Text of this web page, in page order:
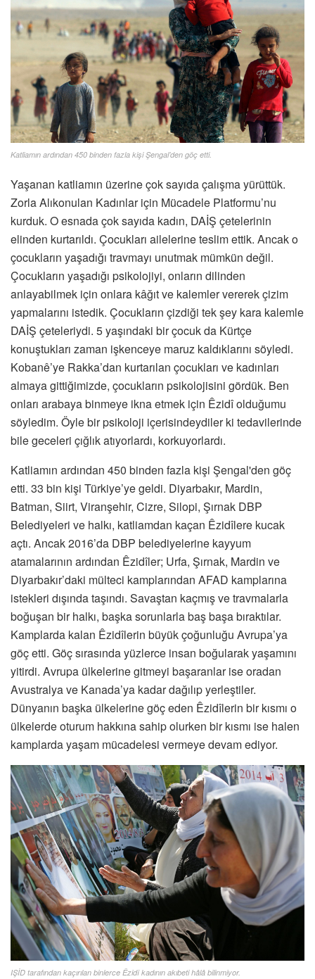
Katliamın ardından 450 binden fazla kişi Şengal’den göç etti.
Yaşanan katliamın üzerine çok sayıda çalışma yürüttük.
Zorla Alıkonulan Kadınlar için Mücadele Platformu’nu
kurduk. O esnada çok sayıda kadın, DAİŞ çetelerinin
elinden kurtarıldı. Çocukları ailelerine teslim ettik. Ancak o
çocukların yaşadığı travmayı unutmak mümkün değil.
Çocukların yaşadığı psikolojiyi, onların dilinden
anlayabilmek için onlara kâğıt ve kalemler vererek çizim
yapmalarını istedik. Çocukların çizdiği tek şey kara kalemle
DAİŞ çeteleriydi. 5 yaşındaki bir çocuk da Kürtçe
konuştukları zaman işkenceye maruz kaldıklarını söyledi.
Kobanê’ye Rakka’dan kurtarılan çocukları ve kadınları
almaya gittiğimizde, çocukların psikolojisini gördük. Ben
onları arabaya binmeye ikna etmek için Êzidî olduğumu
söyledim. Öyle bir psikoloji içerisindeydiler ki tedavilerinde
bile geceleri çığlık atıyorlardı, korkuyorlardı.
Katliamın ardından 450 binden fazla kişi Şengal'den göç
etti. 33 bin kişi Türkiye’ye geldi. Diyarbakır, Mardin,
Batman, Siirt, Viranşehir, Cizre, Silopi, Şırnak DBP
Belediyeleri ve halkı, katliamdan kaçan Êzidîlere kucak
açtı. Ancak 2016’da DBP belediyelerine kayyum
atamalarının ardından Êzidîler; Urfa, Şırnak, Mardin ve
Diyarbakır’daki mülteci kamplarından AFAD kamplarına
istekleri dışında taşındı. Savaştan kaçmış ve travmalarla
boğuşan bir halkı, başka sorunlarla baş başa bıraktılar.
Kamplarda kalan Êzidîlerin büyük çoğunluğu Avrupa’ya
göç etti. Göç sırasında yüzlerce insan boğularak yaşamını
yitirdi. Avrupa ülkelerine gitmeyi başaranlar ise oradan
Avustralya ve Kanada’ya kadar dağılıp yerleştiler.
Dünyanın başka ülkelerine göç eden Êzidîlerin bir kısmı o
ülkelerde oturum hakkına sahip olurken bir kısmı ise halen
kamplarda yaşam mücadelesi vermeye devam ediyor.
IŞİD tarafından kaçırılan binlerce Êzidî kadının akıbeti hâlâ bilinmiyor.